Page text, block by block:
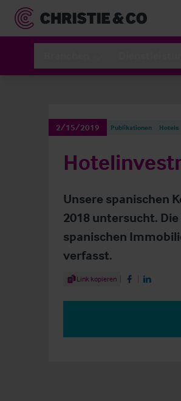
2/15/2019 Publikationen Hotels
Unsere spanischen
2018 untersucht.
spanischen
verfasst.
Share Article
Link kopieren Share on Facebook
Share on